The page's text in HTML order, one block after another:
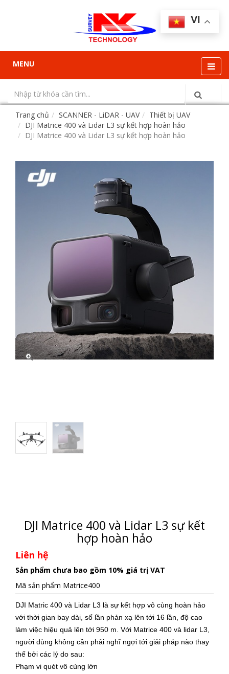
MENU
VI
Trang chủ SCANNER - LiDAR - UAV
Thiết bị UAV
DJI Matrice 400 và Lidar L3 sự kết hợp hoàn hảo
DJI Matrice 400 và Lidar L3 sự kết hợp hoàn hảo
DJI Matrice 400 và Lidar L3 sự kết
hợp hoàn hảo
Liên hệ
Sản phẩm chưa bao gồm 10% giá trị VAT
Mã sản phẩm Matrice400
DJI Matric 400 và Lidar L3 là sự kết hợp vô cùng hoàn hảo
với thời gian bay dài, số lần phản xạ lên tới 16 lần, độ cao
làm việc hiệu quả lên tới 950 m. Với Matrice 400 và lidar L3,
người dùng không cần phải nghĩ ngợi tới giải pháp nào thay
thế bởi các lý do sau:
Phạm vi quét vô cùng lớn